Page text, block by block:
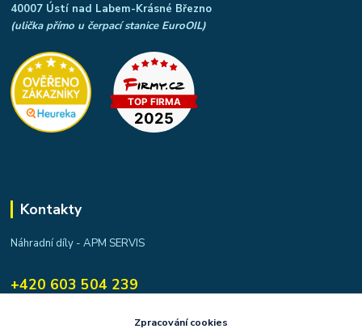
40007 Ústí nad Labem-Krásné Březno
(ulička přímo u čerpací stanice EuroOIL)
Kontakty
Náhradní díly - APM SERVIS
+420 603 504 239
apmservis@apmservis.czZpracování cookies